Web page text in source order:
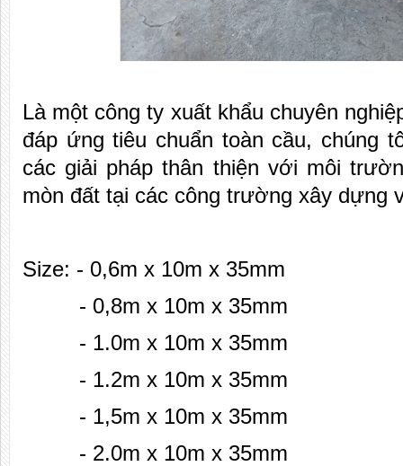
Là một công ty xuất khẩu chuyên
đáp ứng tiêu chuẩn toàn cầu, chúng
các giải pháp thân thiện với môi
mòn đất tại các công trường xây dựng
Size: - 0,6m x 10m x 35mm
- 0,8m x 10m x 35mm
- 1.0m x 10m x 35mm
- 1.2m x 10m x 35mm
- 1,5m x 10m x 35mm
- 2.0m x 10m x 35mm